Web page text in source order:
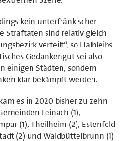
kein unterfränkischer
Straftaten sind relativ gleich
verteilt“, so Halbleibs
Gedankengut sei also
einigen Städten, sondern
klar bekämpft werden.
kam es in 2020 bisher zu zehn
Leinach (1),
(1), Theilheim (2), Estenfeld
(2) und Waldbüttelbrunn (1)